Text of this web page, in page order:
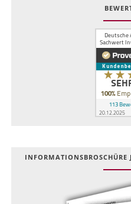
INFOR­MATIONS­BROSCHÜRE